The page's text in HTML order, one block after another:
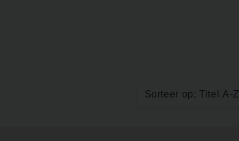
Sorteer op: Titel A-Z